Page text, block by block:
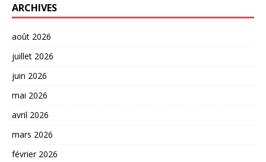
ARCHIVES
août 2026
juillet 2026
juin 2026
mai 2026
avril 2026
mars 2026
février 2026